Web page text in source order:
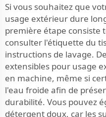
Si vous souhaitez que
usage extérieur dure
première étape consiste
consulter l'étiquette du
instructions de lavage.
extensibles pour usage
en machine, même si
l'eau froide afin de
durabilité. Vous pouvez
détergent doux, car les